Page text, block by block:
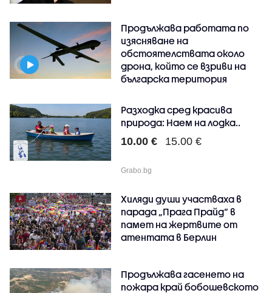
Продължава работата по
изясняване на
обстоятелствата около
дрона, който се взриви на
българска територия
Разходка сред красива
природа: Наем на лодка..
10.00 € 15.00 €
Grabo.bg
Хиляди души участваха в
парада „Прага Прайд“ в
памет на жертвите от
атентата в Берлин
Продължава гасенето на
пожара край бобошевското